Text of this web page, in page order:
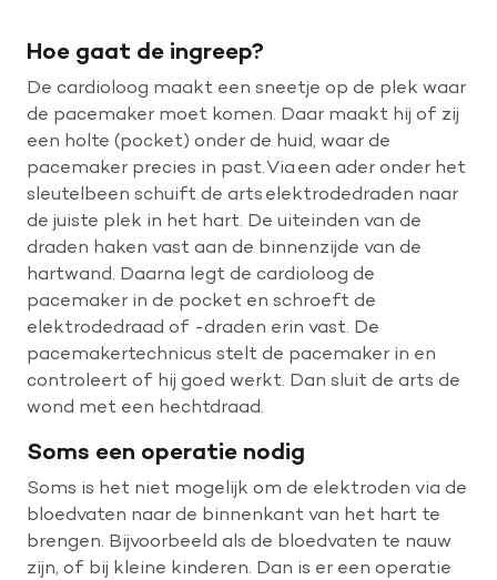
Hoe gaat de ingreep?
De cardioloog maakt een sneetje op de plek waar
de pacemaker moet komen. Daar maakt hij of zij
een holte (pocket) onder de huid, waar de
pacemaker precies in past. Via een ader onder het
sleutelbeen schuift de arts elektrodedraden naar
de juiste plek in het hart. De uiteinden van de
draden haken vast aan de binnenzijde van de
hartwand. Daarna legt de cardioloog de
pacemaker in de pocket en schroeft de
elektrodedraad of -draden erin vast. De
pacemakertechnicus stelt de pacemaker in en
controleert of hij goed werkt. Dan sluit de arts de
wond met een hechtdraad.
Soms een operatie nodig
Soms is het niet mogelijk om de elektroden via de
bloedvaten naar de binnenkant van het hart te
brengen. Bijvoorbeeld als de bloedvaten te nauw
zijn, of bij kleine kinderen. Dan is er een operatie